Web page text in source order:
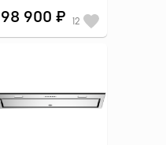
98 900 ₽ 12